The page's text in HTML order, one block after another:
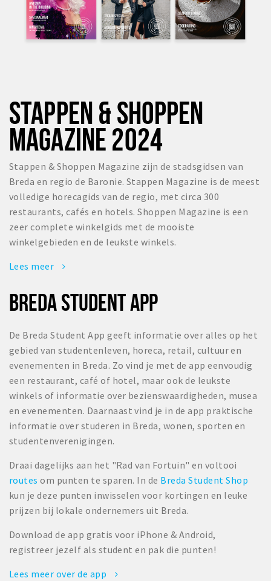
STAPPEN & SHOPPEN
MAGAZINE 2024
Stappen & Shoppen Magazine zijn de stadsgidsen van
Breda en regio de Baronie. Stappen Magazine is de meest
volledige horecagids van de regio, met circa 300
restaurants, cafés en hotels. Shoppen Magazine is een
zeer complete winkelgids met de mooiste
winkelgebieden en de leukste winkels.
Lees meer
BREDA STUDENT APP
De Breda Student App geeft informatie over alles op het
gebied van studentenleven, horeca, retail, cultuur en
evenementen in Breda. Zo vind je met de app eenvoudig
een restaurant, café of hotel, maar ook de leukste
winkels of informatie over bezienswaardigheden, musea
en evenementen. Daarnaast vind je in de app praktische
informatie over studeren in Breda, wonen, sporten en
studentenverenigingen.
Draai dagelijks aan het "Rad van Fortuin" en voltooi
routesom punten te sparen. In de Breda Student Shop
kun je deze punten inwisselen voor kortingen en leuke
prijzen bij lokale ondernemers uit Breda.
Download de app gratis voor iPhone & Android,
registreer jezelf als student en pak die punten!
Lees meer over de app